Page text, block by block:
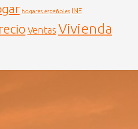
hogares españoles INE
Ventas Vivienda